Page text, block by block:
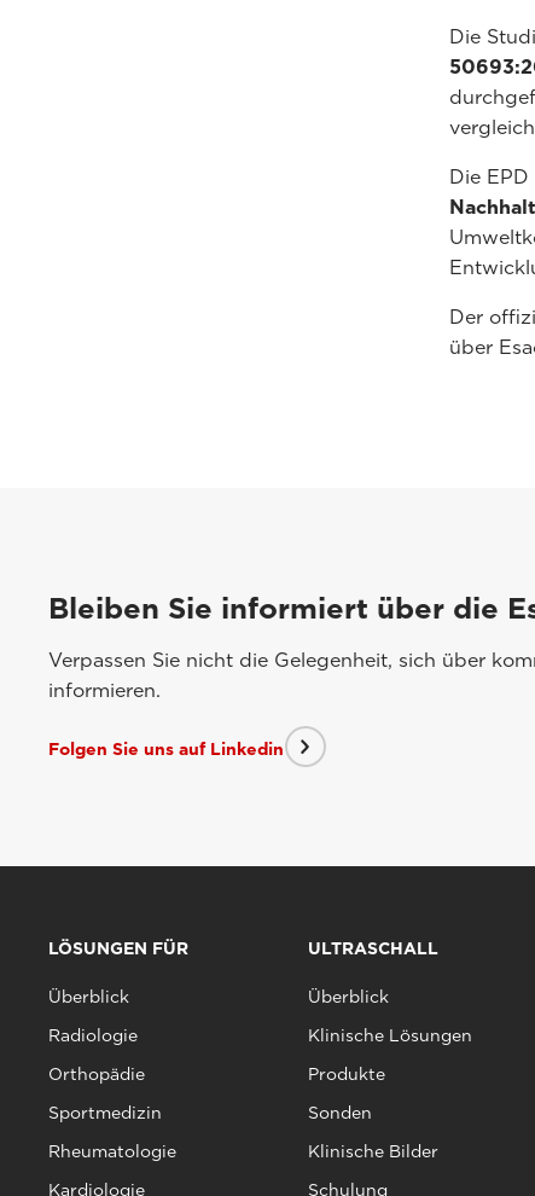
Die
Die
Der
über
Bleiben Sie informiert über die
Verpassen Sie nicht die Gelegenheit, sich über
informieren.
Folgen Sie uns auf Linkedin
LÖSUNGEN FÜR
Überblick
Radiologie
Orthopädie
Sportmedizin
Rheumatologie
Kardiologie
ULTRASCHALL
Überblick
Klinische Lösungen
Produkte
Sonden
Klinische Bilder
Schulung